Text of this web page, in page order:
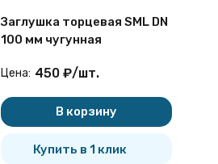
Заглушка торцевая SML DN
100 мм чугунная
Цена: 450 ₽/шт.
В корзину
Купить в 1 клик